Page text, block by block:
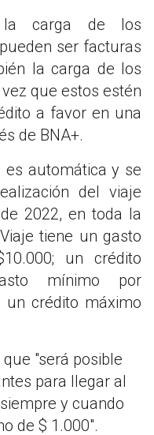
carga de los
ser facturas
la carga de los
que estos estén
a favor en una
de BNA+.
es automática y se
del viaje
2022, en toda la
tiene un gasto
un crédito
mínimo por
un crédito máximo
"será posible
para llegar al
y cuando
de $ 1.000".